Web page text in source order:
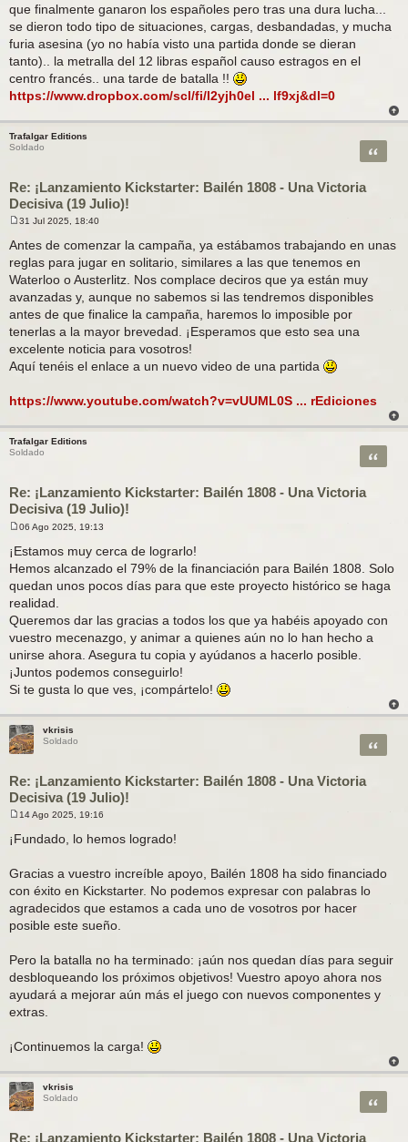
j
e
que finalmente ganaron los españoles pero tras una dura lucha...
se dieron todo tipo de situaciones, cargas, desbandadas, y mucha
furia asesina (yo no había visto una partida donde se dieran
tanto).. la metralla del 12 libras español causo estragos en el
centro francés.. una tarde de batalla !!
https://www.dropbox.com/scl/fi/l2yjh0el ... lf9xj&dl=0
Trafalgar Editions
Soldado
Re: ¡Lanzamiento Kickstarter: Bailén 1808 - Una Victoria
Decisiva (19 Julio)!
Citar
n
s
a
j
e
31 Jul 2025, 18:40
Antes de comenzar la campaña, ya estábamos trabajando en unas
reglas para jugar en solitario, similares a las que tenemos en
Waterloo o Austerlitz. Nos complace deciros que ya están muy
avanzadas y, aunque no sabemos si las tendremos disponibles
antes de que finalice la campaña, haremos lo imposible por
tenerlas a la mayor brevedad. ¡Esperamos que esto sea una
excelente noticia para vosotros!
Aquí tenéis el enlace a un nuevo video de una partida
https://www.youtube.com/watch?v=vUUML0S ... rEdiciones
Trafalgar Editions
Soldado
Re: ¡Lanzamiento Kickstarter: Bailén 1808 - Una Victoria
Decisiva (19 Julio)!
Citar
e
n
s
j
e
06 Ago 2025, 19:13
¡Estamos muy cerca de lograrlo!
Hemos alcanzado el 79% de la financiación para Bailén 1808. Solo
quedan unos pocos días para que este proyecto histórico se haga
realidad.
Queremos dar las gracias a todos los que ya habéis apoyado con
vuestro mecenazgo, y animar a quienes aún no lo han hecho a
unirse ahora. Asegura tu copia y ayúdanos a hacerlo posible.
¡Juntos podemos conseguirlo!
Si te gusta lo que ves, ¡compártelo!
vkrisis
Soldado
Re: ¡Lanzamiento Kickstarter: Bailén 1808 - Una Victoria
Decisiva (19 Julio)!
Citar
e
n
j
e
14 Ago 2025, 19:16
¡Fundado, lo hemos logrado!
Gracias a vuestro increíble apoyo, Bailén 1808 ha sido financiado
con éxito en Kickstarter. No podemos expresar con palabras lo
agradecidos que estamos a cada uno de vosotros por hacer
posible este sueño.
Pero la batalla no ha terminado: ¡aún nos quedan días para seguir
desbloqueando los próximos objetivos! Vuestro apoyo ahora nos
ayudará a mejorar aún más el juego con nuevos componentes y
extras.
¡Continuemos la carga!
vkrisis
Soldado
Re: ¡Lanzamiento Kickstarter: Bailén 1808 - Una Victoria
Citar